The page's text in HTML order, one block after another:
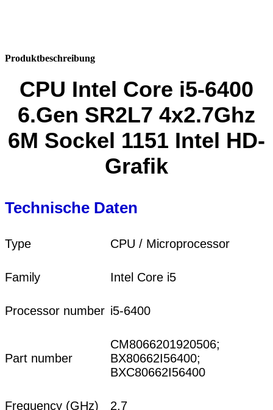
Produktbeschreibung
CPU Intel Core i5-6400
6.Gen SR2L7 4x2.7Ghz
6M Sockel 1151 Intel HD-
Grafik
Technische Daten
Type CPU / Microprocessor
Family Intel Core i5
Processor number i5-6400
Part number
CM8066201920506;
BX80662I56400;
BXC80662I56400
Frequency (GHz) 2.7